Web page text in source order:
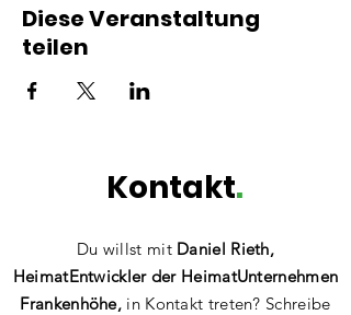
Diese Veranstaltung
teilen
Kontakt.
Du willst mit Daniel Rieth,
HeimatEntwickler der HeimatUnternehmen
Frankenhöhe, in Kontakt treten? Schreibe